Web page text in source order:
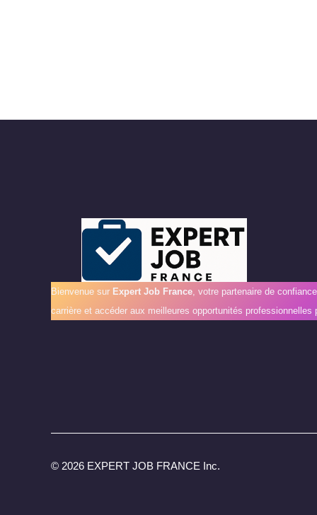
Bienvenue sur Expert Job France, votre partenaire de
carrière et accéder aux meilleures opportunités professionnelles
© 2026 EXPERT JOB FRANCE Inc.